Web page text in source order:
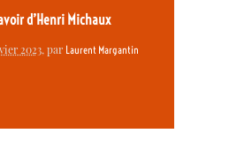
d’Henri Michaux
2023, par Laurent Margantin